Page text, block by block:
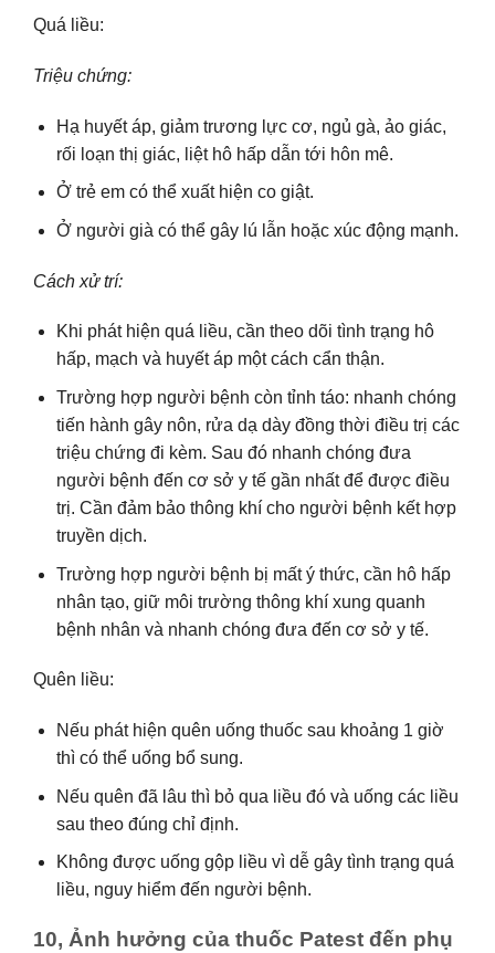
Quá liều:
Triệu chứng:
Hạ huyết áp, giảm trương lực cơ, ngủ gà, ảo giác,
rối loạn thị giác, liệt hô hấp dẫn tới hôn mê.
Ở trẻ em có thể xuất hiện co giật.
Ở người già có thể gây lú lẫn hoặc xúc động mạnh.
Cách xử trí:
Khi phát hiện quá liều, cần theo dõi tình trạng hô
hấp, mạch và huyết áp một cách cẩn thận.
Trường hợp người bệnh còn tỉnh táo: nhanh chóng
tiến hành gây nôn, rửa dạ dày đồng thời điều trị các
triệu chứng đi kèm. Sau đó nhanh chóng đưa
người bệnh đến cơ sở y tế gần nhất để được điều
trị. Cần đảm bảo thông khí cho người bệnh kết hợp
truyền dịch.
Trường hợp người bệnh bị mất ý thức, cần hô hấp
nhân tạo, giữ môi trường thông khí xung quanh
bệnh nhân và nhanh chóng đưa đến cơ sở y tế.
Quên liều:
Nếu phát hiện quên uống thuốc sau khoảng 1 giờ
thì có thể uống bổ sung.
Nếu quên đã lâu thì bỏ qua liều đó và uống các liều
sau theo đúng chỉ định.
Không được uống gộp liều vì dễ gây tình trạng quá
liều, nguy hiểm đến người bệnh.
10, Ảnh hưởng của thuốc Patest đến phụ